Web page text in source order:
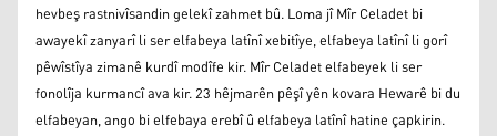
hevbeş rastnivîsandin gelekî zahmet bû. Loma jî Mîr Celadet bi
awayekî zanyarî li ser elfabeya latînî xebitîye, elfabeya latînî li gorî
pêwîstîya zimanê kurdî modîfe kir. Mîr Celadet elfabeyek li ser
fonolîja kurmancî ava kir. 23 hêjmarên pêşî yên kovara Hewarê bi du
elfabeyan, ango bi elfebaya erebî û elfabeya latînî hatine çapkirin.